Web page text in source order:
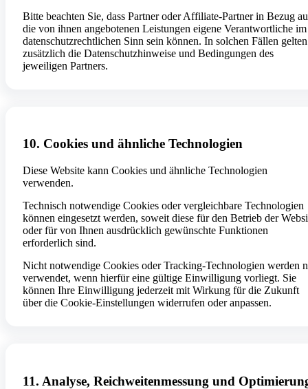
Bitte beachten Sie, dass Partner oder Affiliate-Partner in Bezug
die von ihnen angebotenen Leistungen eigene Verantwortliche im
datenschutzrechtlichen Sinn sein können. In solchen Fällen gelten
zusätzlich die Datenschutzhinweise und Bedingungen des
jeweiligen Partners.
10. Cookies und ähnliche Technologien
Diese Website kann Cookies und ähnliche Technologien
verwenden.
Technisch notwendige Cookies oder vergleichbare Technologien
können eingesetzt werden, soweit diese für den Betrieb der
oder für von Ihnen ausdrücklich gewünschte Funktionen
erforderlich sind.
Nicht notwendige Cookies oder Tracking-Technologien werden
verwendet, wenn hierfür eine gültige Einwilligung vorliegt. Sie
können Ihre Einwilligung jederzeit mit Wirkung für die Zukunft
über die Cookie-Einstellungen widerrufen oder anpassen.
11. Analyse, Reichweitenmessung und